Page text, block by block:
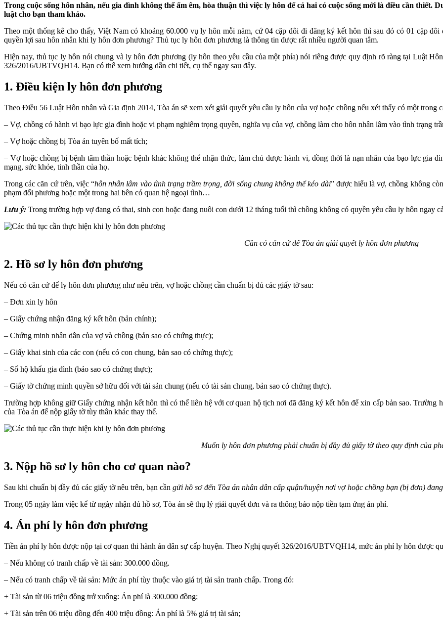
Trong cuộc sống hôn nhân, nếu gia đình không thể ấm êm, hòa thuận thì việc ly hôn để cả hai có cuộc sống mới là điều cần
luật cho bạn tham khảo.
Theo một thống kê cho thấy, Việt Nam có khoảng 60.000 vụ ly hôn mỗi năm, cứ 04 cặp đôi đi đăng ký kết hôn thì sau đó có 01 cặp
quyền lợi sau hôn nhân khi ly hôn đơn phương? Thủ tục ly hôn đơn phương là thông tin được rất nhiều người quan tâm.
Hiện nay, thủ tục ly hôn nói chung và ly hôn đơn phương (ly hôn theo yêu cầu của một phía) nói riêng được quy định rõ ràng tại Luật
326/2016/UBTVQH14. Bạn có thể xem hướng dẫn chi tiết, cụ thể ngay sau đây.
1. Điều kiện ly hôn đơn phương
Theo Điều 56 Luật Hôn nhân và Gia định 2014, Tòa án sẽ xem xét giải quyết yêu cầu ly hôn của vợ hoặc chồng nếu xét thấy có một trong
– Vợ, chồng có hành vi bạo lực gia đình hoặc vi phạm nghiêm trọng quyền, nghĩa vụ của vợ, chồng làm cho hôn nhân lâm vào tình trạng
– Vợ hoặc chồng bị Tòa án tuyên bố mất tích;
– Vợ hoặc chồng bị bệnh tâm thần hoặc bệnh khác không thể nhận thức, làm chủ được hành vi, đồng thời là nạn nhân của bạo lực gia
mạng, sức khỏe, tinh thần của họ.
Trong các căn cứ trên, việc “hôn nhân lâm vào tình trạng trầm trọng, đời sống chung không thể kéo dài” được hiểu là vợ, chồng không
phạm đối phương hoặc một trong hai bên có quan hệ ngoại tình…
Lưu ý: Trong trường hợp vợ đang có thai, sinh con hoặc đang nuôi con dưới 12 tháng tuổi thì chồng không có quyền yêu cầu ly hôn ngay
Cần có căn cứ để Tòa án giải quyết ly hôn đơn phương
2. Hồ sơ ly hôn đơn phương
Nếu có căn cứ để ly hôn đơn phương như nêu trên, vợ hoặc chồng cần chuẩn bị đủ các giấy tờ sau:
– Đơn xin ly hôn
– Giấy chứng nhận đăng ký kết hôn (bản chính);
– Chứng minh nhân dân của vợ và chồng (bản sao có chứng thực);
– Giấy khai sinh của các con (nếu có con chung, bản sao có chứng thực);
– Sổ hộ khẩu gia đình (bảo sao có chứng thực);
– Giấy tờ chứng minh quyền sở hữu đối với tài sản chung (nếu có tài sản chung, bản sao có chứng thực).
Trường hợp không giữ Giấy chứng nhận kết hôn thì có thể liên hệ với cơ quan hộ tịch nơi đã đăng ký kết hôn để xin cấp bản sao. Trường
của Tòa án để nộp giấy tờ tùy thân khác thay thế.
Muốn ly hôn đơn phương phải chuẩn bị đầy đủ giấy tờ theo quy định của
3. Nộp hồ sơ ly hôn cho cơ quan nào?
Sau khi chuẩn bị đầy đủ các giấy tờ nêu trên, bạn cần gửi hồ sơ đến Tòa án nhân dân cấp quận/huyện nơi vợ hoặc chồng bạn (bị đơn)
Trong 05 ngày làm việc kể từ ngày nhận đủ hồ sơ, Tòa án sẽ thụ lý giải quyết đơn và ra thông báo nộp tiền tạm ứng án phí.
4. Án phí ly hôn đơn phương
Tiền án phí ly hôn được nộp tại cơ quan thi hành án dân sự cấp huyện. Theo Nghị quyết 326/2016/UBTVQH14, mức án phí ly hôn được
– Nếu không có tranh chấp về tài sản: 300.000 đồng.
– Nếu có tranh chấp về tài sản: Mức án phí tùy thuộc vào giá trị tài sản tranh chấp. Trong đó:
+ Tài sản từ 06 triệu đồng trở xuống: Án phí là 300.000 đồng;
+ Tài sản trên 06 triệu đồng đến 400 triệu đồng: Án phí là 5% giá trị tài sản;